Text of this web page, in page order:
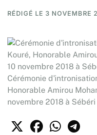
RÉDIGÉ LE 3 NOVEMBRE
Cérémonie
Honorable Amirou
novembre 2018 à